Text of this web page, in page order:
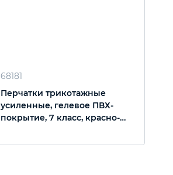
68181
Перчатки трикотажные
усиленные, гелевое ПВХ-
покрытие, 7 класс, красно-